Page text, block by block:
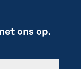
ons op.